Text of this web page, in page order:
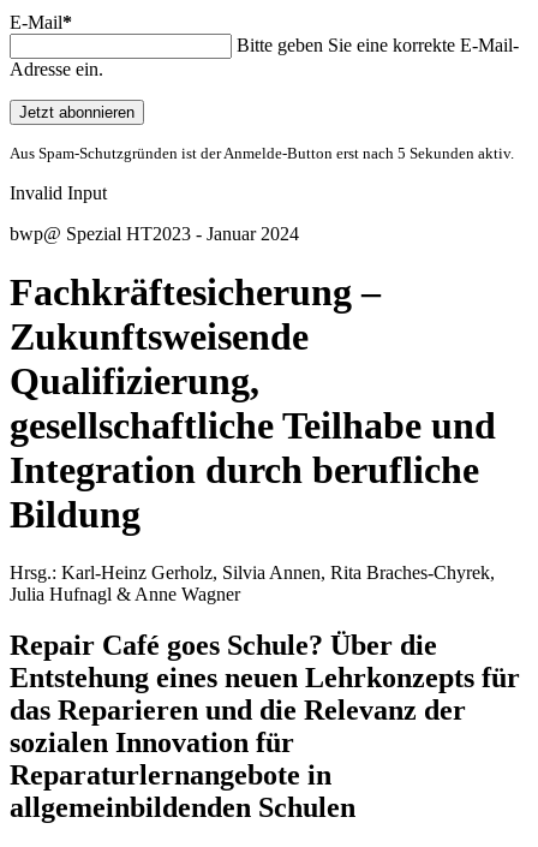
E-Mail*
Bitte geben Sie eine korrekte E-Mail-
Adresse ein.
Jetzt abonnieren
Aus Spam-Schutzgründen ist der Anmelde-Button erst nach 5 Sekunden aktiv.
Invalid Input
bwp@ Spezial HT2023 - Januar 2024
Fachkräftesicherung –
Zukunftsweisende
Qualifizierung,
gesellschaftliche Teilhabe und
Integration durch berufliche
Bildung
Hrsg.: Karl-Heinz Gerholz, SilviaAnnen, Rita Braches-Chyrek,
Julia Hufnagl &Anne Wagner
Repair Café goes Schule? Über die
Entstehung eines neuen Lehrkonzepts für
das Reparieren und die Relevanz der
sozialen Innovation für
Reparaturlernangebote in
allgemeinbildenden Schulen